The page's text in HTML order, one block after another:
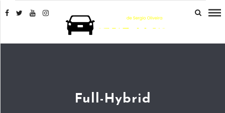
Full-Hybrid